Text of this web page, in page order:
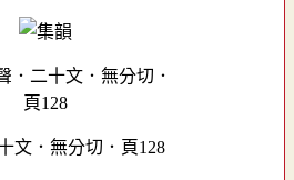
文．無分切．頁128